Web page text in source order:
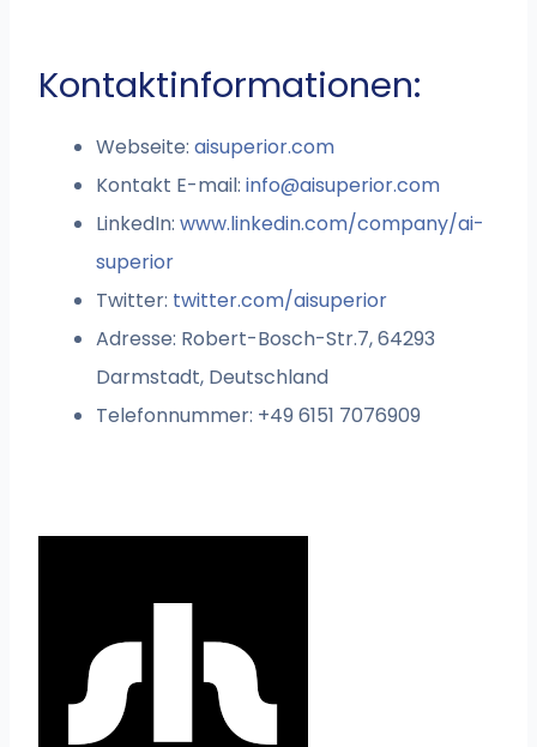
Kontaktinformationen:
Webseite:aisuperior.com
Kontakt E-mail:info@aisuperior.com
LinkedIn:www.linkedin.com/company/ai-
superior
Twitter: twitter.com/aisuperior
Adresse: Robert-Bosch-Str.7, 64293
Darmstadt, Deutschland
Telefonnummer: +49 6151 7076909